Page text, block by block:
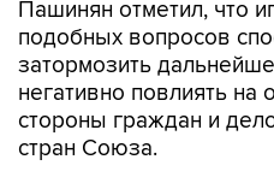
затормозить
негативно повлиять на
стороны граждан и
стран Союза.
"В конечном итоге